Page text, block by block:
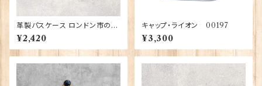
革製パスケース ロンドン市の紋
章入り【Black】R.C.Brady 90
381-Black
¥2,420
キャップ・ライオン 00197
¥3,300